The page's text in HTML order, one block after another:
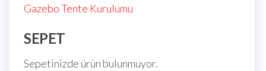
Gazebo Tente Kurulumu
SEPET
Sepetinizde ürün bulunmuyor.